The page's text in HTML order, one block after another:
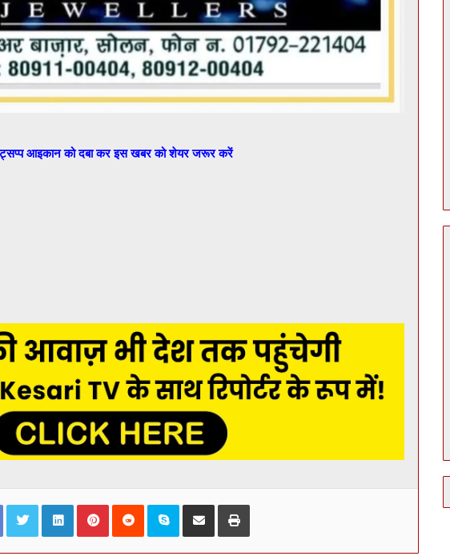
आइकान को दबा कर इस खबर को शेयर जरूर करें
FacebookTwitterLinkedInPinterestReddit Skype Share via Email Print